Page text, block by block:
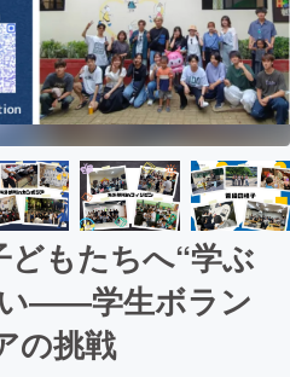
もたちへ“学ぶ
――学生ボラン
の挑戦